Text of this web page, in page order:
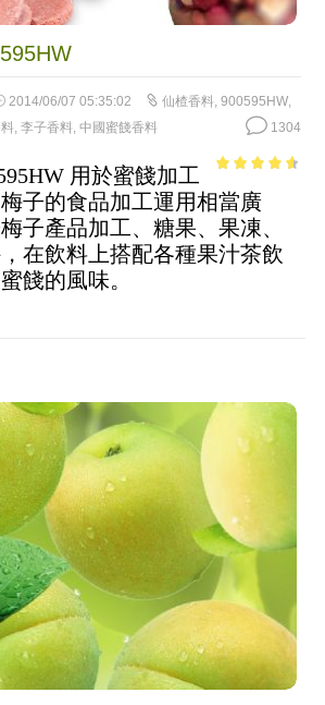
2014/06/07 05:35:02 仙楂香料, 900595HW,
, 李子香料, 中國蜜餞香料 1304
of 5
用於蜜餞加工
子的食品加工運用相當廣
子產品加工、糖果、果凍、
在飲料上搭配各種果汁茶飲
餞的風味。